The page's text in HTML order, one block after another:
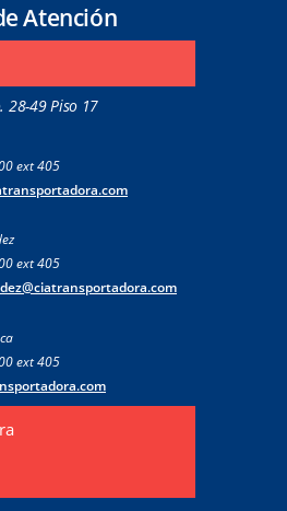
Atención
28-49 Piso 17
ext 405
ext 405
ext 405